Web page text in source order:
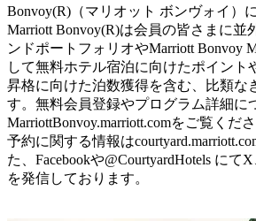
Bonvoy(R)（マリオット ボンヴォイ）
Marriott Bonvoy(R)は会員の皆さまに並
ンドポートフォリオやMarriott Bonvoy
して無料ホテル宿泊に向けたポイント
昇格に向けた泊数獲得を含む、比類な
す。無料会員登録やプログラム詳細に
MarriottBonvoy.marriott.comをご覧くだ
予約に関する情報は
た、Facebookや@CourtyardHotels にて
を発信しております。